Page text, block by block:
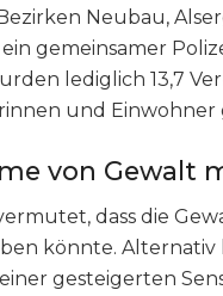
Neubau,
gemeinsamer
lediglich 13,7
und Einwohner
von Gewalt
dass die
könnte. Alternativ
gesteigerten